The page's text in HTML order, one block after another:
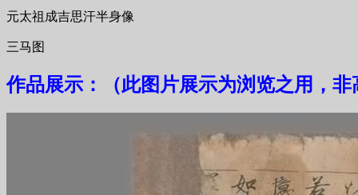
元太祖成吉思汗半身像
三马图
作品展示：（此图片展示为浏览之用，非